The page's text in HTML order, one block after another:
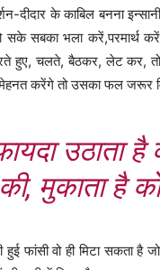
दीदार के काबिल बनना
सबका भला करें,परमार्थ करें,
हुए, चलते, बैठकर, लेट कर,
करेंगे तो उसका फल जरूर
उठाता है
मुकाता है
फांसी वो ही मिटा सकता है